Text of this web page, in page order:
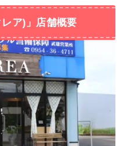
ア)」店舗概要